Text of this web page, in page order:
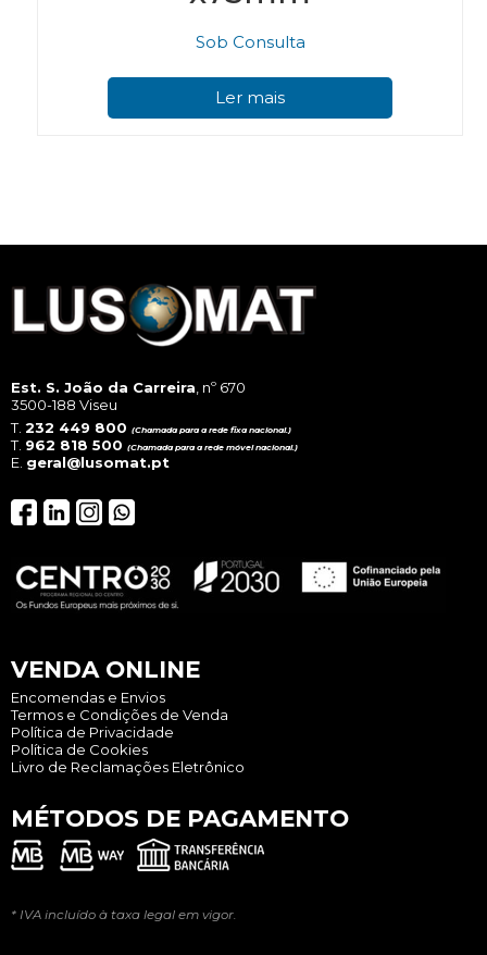
Sob Consulta
Ler mais
Est. S. João da Carreira , nº 670
3500-188 Viseu
T. 232 449 800 (Chamada para a rede fixa nacional.)
T. 962 818 500 (Chamada para a rede móvel nacional.)
E. geral@lusomat.pt
VENDA ONLINE
Encomendas e Envios
Termos e Condições de Venda
Política de Privacidade
Política de Cookies
Livro de Reclamações Eletrônico
MÉTODOS DE PAGAMENTO
* IVA incluído à taxa legal em vigor.